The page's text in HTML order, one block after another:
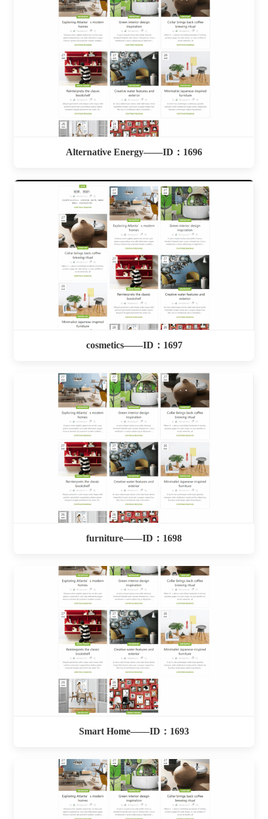
Alternative Energy——ID：1696
cosmetics——ID：1697
furniture——ID：1698
Smart Home——ID：1693